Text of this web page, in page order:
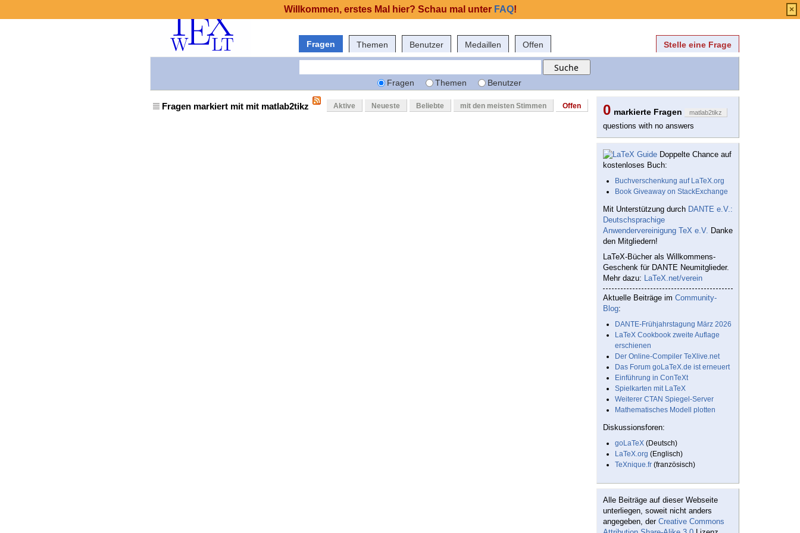
Fragen Themen Benutzer Medaillen Offen Stelle eine Frage
Fragen Themen Benutzer
Fragen markiert mit mit matlab2tikz Aktive Neueste Beliebte mit den meisten Stimmen Offen 0 markierte Fragen matlab2tikz
questions with no answers
Doppelte Chance auf
kostenloses Buch:
Buchverschenkung auf LaTeX.org
Book Giveaway on StackExchange
Mit Unterstützung durch DANTE e.V.:
Deutschsprachige
Anwendervereinigung TeX e.V. Danke
den Mitgliedern!
LaTeX-Bücher als Willkommens-
Geschenk für DANTE Neumitglieder.
Mehr dazu: LaTeX.net/verein
Aktuelle Beiträge im Community-
Blog:
DANTE-Frühjahrstagung März 2026
LaTeX Cookbook zweite Auflage
erschienen
Der Online-Compiler TeXlive.net
Das Forum goLaTeX.de ist erneuert
Einführung in ConTeXt
Spielkarten mit LaTeX
Weiterer CTAN Spiegel-Server
Mathematisches Modell plotten
Diskussionsforen:
goLaTeX (Deutsch)
LaTeX.org (Englisch)
TeXnique.fr (französisch)
Alle Beiträge auf dieser Webseite
unterliegen, soweit nicht anders
angegeben, der Creative Commons
Willkommen, erstes Mal hier? Schau mal unter FAQ! ×